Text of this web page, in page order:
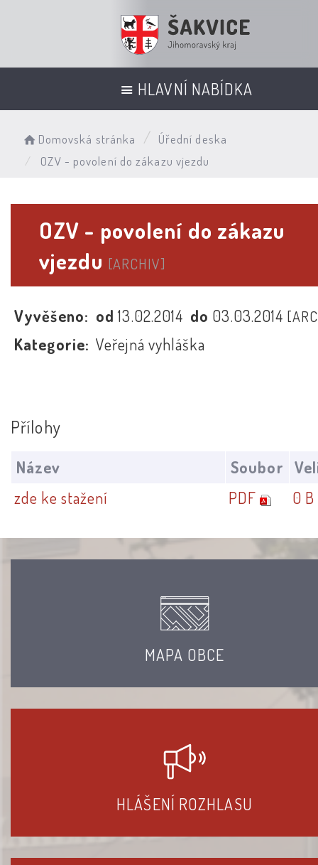
HLAVNÍ NABÍDKA
Domovská stránka
Úřední deska
OZV - povolení do zákazu vjezdu
OZV - povolení do zákazu
vjezdu [ARCHIV]
Vyvěšeno: od13.02.2014 do 03.03.2014
Kategorie: Veřejná vyhláška
Přílohy
Název Soubor
zde ke stažení
PDF 0 B
MAPA OBCE
HLÁŠENÍ ROZHLASU